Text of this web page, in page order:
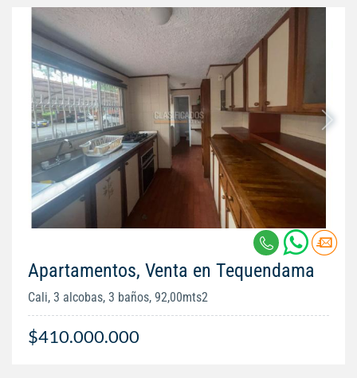
Apartamentos, Venta en Tequendama
Cali, 3 alcobas, 3 baños, 92,00mts2
$410.000.000